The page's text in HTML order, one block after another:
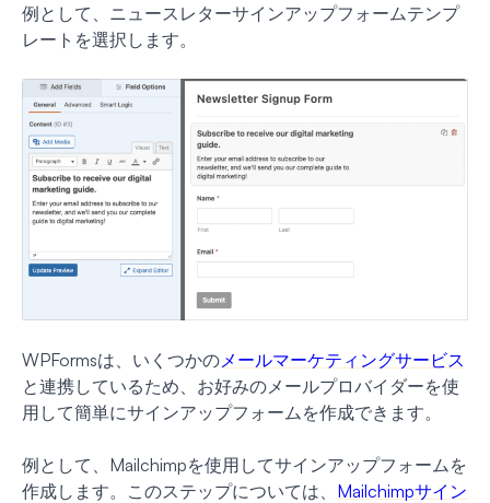
例として、ニュースレターサインアップフォームテンプ
レートを選択します。
WPFormsは、いくつかの メールマーケティングサービス
と連携しているため、お好みのメールプロバイダーを使
用して簡単にサインアップフォームを作成できます。
例として、Mailchimpを使用してサインアップフォームを
作成します。このステップについては、 Mailchimpサイン